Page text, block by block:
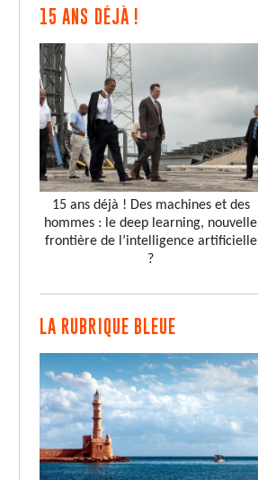
15 ANS DÉJÀ !
15 ans déjà ! Des machines et des
hommes : le deep learning, nouvelle
frontière de l’intelligence artificielle
?
LA RUBRIQUE BLEUE